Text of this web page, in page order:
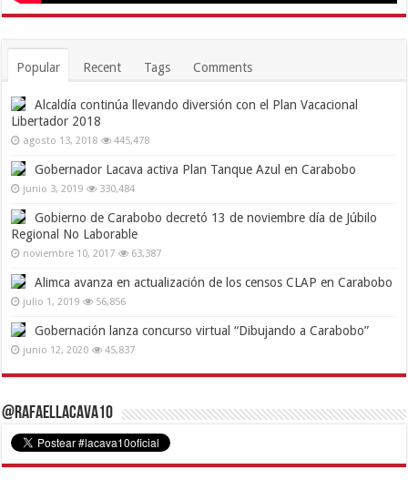
Popular Recent Tags Comments
Alcaldía continúa llevando diversión con el Plan Vacacional
Libertador 2018
agosto 13, 2018 445,478
Gobernador Lacava activa Plan Tanque Azul en Carabobo
junio 3, 2019 330,484
Gobierno de Carabobo decretó 13 de noviembre día de Júbilo
Regional No Laborable
noviembre 10, 2017 63,387
Alimca avanza en actualización de los censos CLAP en Carabobo
julio 1, 2019 56,856
Gobernación lanza concurso virtual “Dibujando a Carabobo”
junio 12, 2020 45,837
@RafaelLacava10